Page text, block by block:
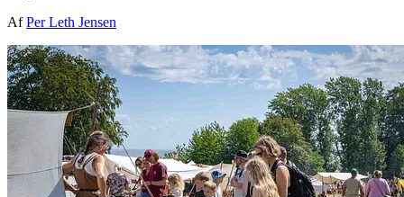
AfPer Leth Jensen